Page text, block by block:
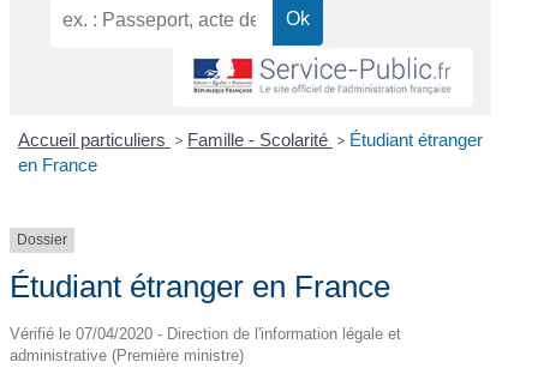
Accueil particuliers > Famille - Scolarité > Étudiant étranger
en France
Dossier
Étudiant étranger en France
Vérifié le 07/04/2020 - Direction de l'information légale et
administrative (Première ministre)